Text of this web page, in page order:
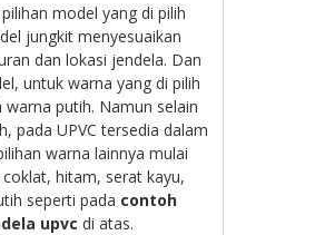
model yang di pilih
jungkit menyesuaikan
dan lokasi jendela. Dan
untuk warna yang di pilih
warna putih. Namun selain
pada UPVC tersedia dalam
warna lainnya mulai
hitam, serat kayu,
seperti pada contoh
upvc di atas.